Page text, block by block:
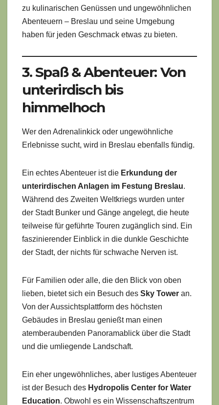
zu kulinarischen Genüssen und ungewöhnlichen
Abenteuern – Breslau und seine Umgebung
haben für jeden Geschmack etwas zu bieten.
3. Spaß & Abenteuer: Von
unterirdisch bis
himmelhoch
Wer den Adrenalinkick oder ungewöhnliche
Erlebnisse sucht, wird in Breslau ebenfalls fündig.
Ein echtes Abenteuer ist die Erkundung der
unterirdischen Anlagen im Festung Breslau.
Während des Zweiten Weltkriegs wurden unter
der Stadt Bunker und Gänge angelegt, die heute
teilweise für geführte Touren zugänglich sind. Ein
faszinierender Einblick in die dunkle Geschichte
der Stadt, der nichts für schwache Nerven ist.
Für Familien oder alle, die den Blick von oben
lieben, bietet sich ein Besuch des Sky Tower an.
Von der Aussichtsplattform des höchsten
Gebäudes in Breslau genießt man einen
atemberaubenden Panoramablick über die Stadt
und die umliegende Landschaft.
Ein eher ungewöhnliches, aber lustiges Abenteuer
ist der Besuch des Hydropolis Center for Water
Education. Obwohl es ein Wissenschaftszentrum